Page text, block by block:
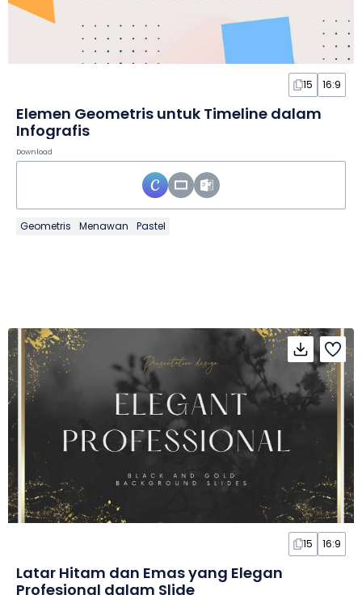
15 16:9
Elemen Geometris untuk Timeline dalam
Infografis
Download
Geometris Menawan Pastel
15 16:9
Latar Hitam dan Emas yang Elegan
Profesional dalam Slide